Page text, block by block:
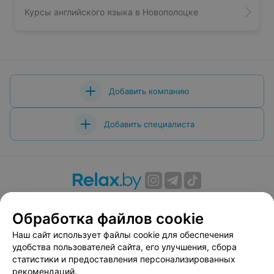
Курсы английского языка в Новополоцке
Добавить компанию
Добавить специалиста
Вакансии
Публичный договор
Способы оплаты
Публичный договор по использованию сервиса
«Афиша»
Пользовательское соглашение
Обработка файлов cookie
Наш сайт использует файлы cookie для обеспечения
удобства пользователей сайта, его улучшения, сбора
статистики и предоставления персонализированных
рекомендаций.